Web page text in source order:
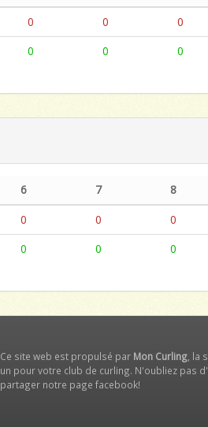
0 0 0
0 0 0
6 7 8
0 0 0
0 0 0
Ce site web est propulsé par Mon Curling, la
un pour votre club de curling. N'oubliez pas
partager notre page facebook!